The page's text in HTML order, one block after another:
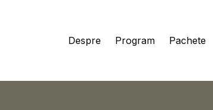
Despre Program Pachete